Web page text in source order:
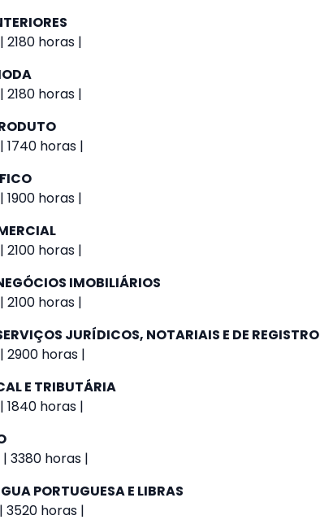
horas |
horas |
1740 horas |
horas |
horas |
IMOBILIÁRIOS
horas |
JURÍDICOS, NOTARIAIS E DE REGISTRO
2900 horas |
E TRIBUTÁRIA
1840 horas |
3380 horas |
PORTUGUESA E LIBRAS
3520 horas |